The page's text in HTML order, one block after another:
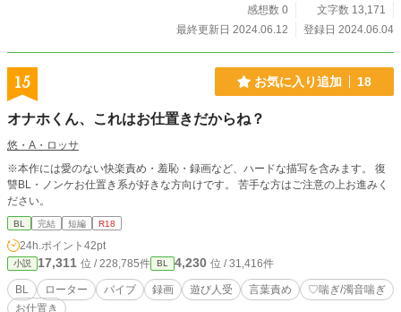
感想数 0
文字数 13,171
最終更新日 2024.06.12
登録日 2024.06.04
15 お気に入り追加 18
オナホくん、これはお仕置きだからね？
悠・A・ロッサ
※本作には愛のない快楽責め・羞恥・録画など、ハードな描写を含みます。 復
讐BL・ノンケお仕置き系が好きな方向けです。 苦手な方はご注意の上お進みく
ださい。
BL 完結 短編 R18
24h.ポイント 42pt
小説 17,311 位 / 228,785件 BL 4,230 位 / 31,416件
BL ローター バイブ 録画 遊び人受 言葉責め
♡喘ぎ/濁音喘ぎ
お仕置き